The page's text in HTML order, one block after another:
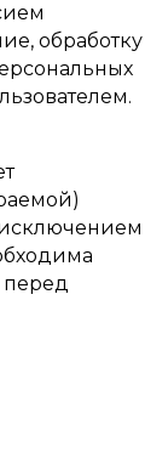
обработку
перед